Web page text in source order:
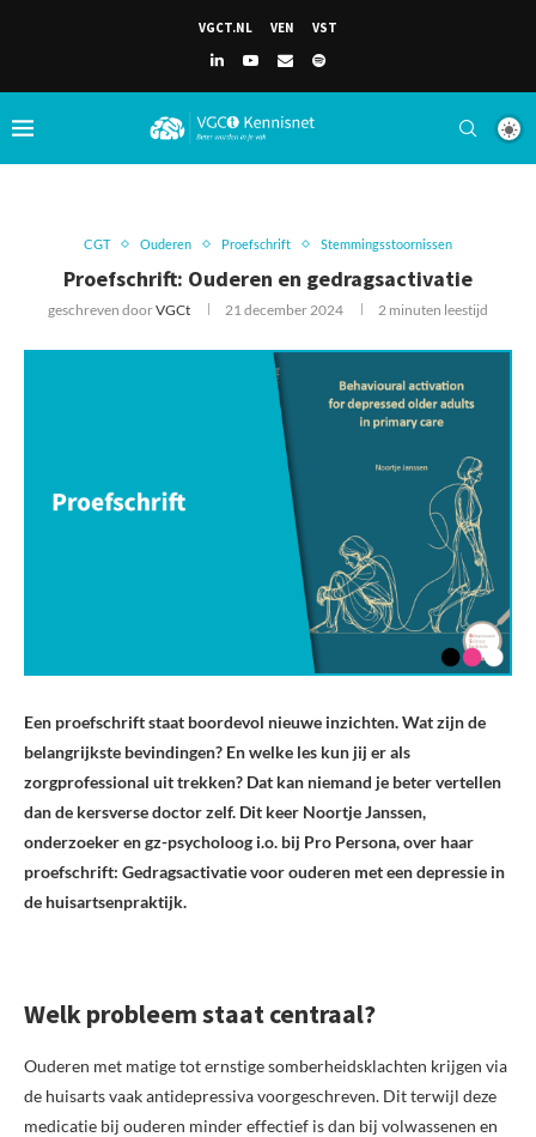
VGCT.NL VEN VST
CGT Ouderen Proefschrift Stemmingsstoornissen
Proefschrift: Ouderen en gedragsactivatie
geschreven doorVGCt 21 december 2024 2 minuten leestijd
Een proefschrift staat boordevol nieuwe inzichten. Wat zijn de
belangrijkste bevindingen? En welke les kun jij er als
zorgprofessional uit trekken? Dat kan niemand je beter vertellen
dan de kersverse doctor zelf. Dit keer Noortje Janssen,
onderzoeker en gz-psycholoog i.o. bij Pro Persona, over haar
proefschrift: Gedragsactivatie voor ouderen met een depressie in
de huisartsenpraktijk.
Welk probleem staat centraal?
Ouderen met matige tot ernstige somberheidsklachten krijgen via
de huisarts vaak antidepressiva voorgeschreven. Dit terwijl deze
medicatie bij ouderen minder effectief is dan bij volwassenen en